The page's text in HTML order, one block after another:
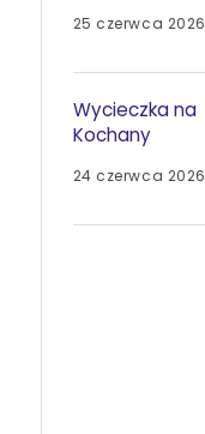
25 czerwca 2026
Wycieczka na
Kochany
24 czerwca 2026